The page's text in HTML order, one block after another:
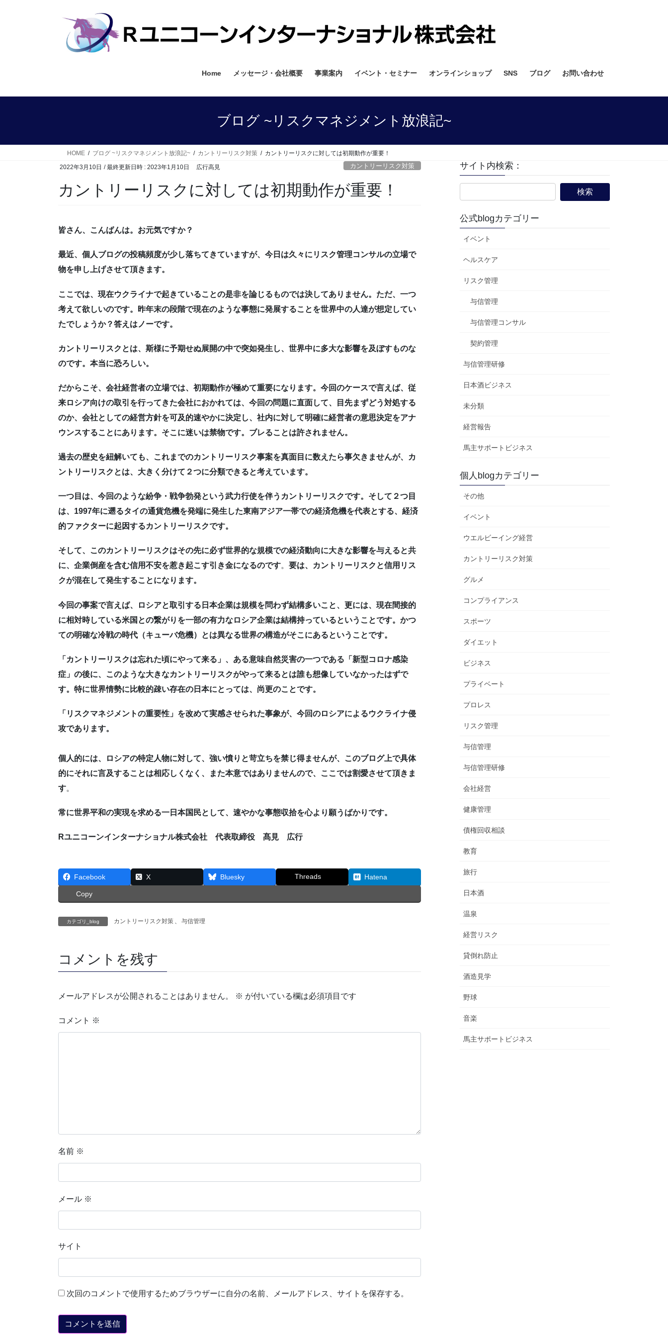
Home メッセージ・会社概要 事業案内 イベント・セミナー オンラインショップ SNS ブログ お問い合わせ
ブログ ~リスクマネジメント放浪記~
HOME ブログ ~リスクマネジメント放浪記~ カントリーリスク対策
カントリーリスクに対しては初期動作が重要！
2022年3月10日 / 最終更新日時 : 2023年1月10日 広行高見 カントリーリスク対策
カントリーリスクに対しては初期動作が重要！
皆さん、こんばんは。お元気ですか？
最近、個人ブログの投稿頻度が少し落ちてきていますが、今日は久々にリスク管理コンサルの立場で
物を申し上げさせて頂きます。
ここでは、現在ウクライナで起きていることの是非を論じるものでは決してありません。ただ、一つ
考えて欲しいのです。昨年末の段階で現在のような事態に発展することを世界中の人達が想定してい
たでしょうか？答えはノーです。
カントリーリスクとは、斯様に予期せぬ展開の中で突如発生し、世界中に多大な影響を及ぼすものな
のです。本当に恐ろしい。
だからこそ、会社経営者の立場では、初期動作が極めて重要になります。今回のケースで言えば、従
来ロシア向けの取引を行ってきた会社におかれては、今回の問題に直面して、目先まずどう対処する
のか、会社としての経営方針を可及的速やかに決定し、社内に対して明確に経営者の意思決定をアナ
ウンスすることにあります。そこに迷いは禁物です。ブレることは許されません。
過去の歴史を紐解いても、これまでのカントリーリスク事案を真面目に数えたら事欠きませんが、カ
ントリーリスクとは、大きく分けて２つに分類できると考えています。
一つ目は、今回のような紛争・戦争勃発という武力行使を伴うカントリーリスクです。そして２つ目
は、1997年に遡るタイの通貨危機を発端に発生した東南アジア一帯での経済危機を代表とする、経済
的ファクターに起因するカントリーリスクです。
そして、このカントリーリスクはその先に必ず世界的な規模での経済動向に大きな影響を与えると共
に、企業倒産を含む信用不安を惹き起こす引き金になるのです。 要は、カントリーリスクと信用リス
クが混在して発生することになります。
今回の事案で言えば、ロシアと取引する日本企業は規模を問わず結構多いこと、更には、現在間接的
に相対時している米国との繋がりを一部の有力なロシア企業は結構持っているということです。かつ
ての明確な冷戦の時代（キューバ危機）とは異なる世界の構造がそこにあるということです。
「カントリーリスクは忘れた頃にやって来る」、ある意味自然災害の一つである「新型コロナ感染
症」の後に、このような大きなカントリーリスクがやって来るとは誰も想像していなかったはずで
す。特に世界情勢に比較的疎い存在の日本にとっては、尚更のことです。
「リスクマネジメントの重要性」を改めて実感させられた事象が、今回のロシアによるウクライナ侵
攻であります。
個人的には、ロシアの特定人物に対して、強い憤りと苛立ちを禁じ得ませんが、このブログ上で具体
的にそれに言及することは相応しくなく、また本意ではありませんので、ここでは割愛させて頂きま
す。
常に世界平和の実現を求める一日本国民として、速やかな事態収拾を心より願うばかりです。
Rユニコーンインターナショナル株式会社 代表取締役 髙見 広行
Facebook X Bluesky Threads Hatena
Copy
カテゴリ_blog カントリーリスク対策 、 与信管理
コメントを残す
メールアドレスが公開されることはありません。 ※ が付いている欄は必須項目です
コメント ※
名前 ※
メール ※
サイト
次回のコメントで使用するためブラウザーに自分の名前、メールアドレス、サイトを保存する。
サイト内検索：
公式blogカテゴリー
イベント
ヘルスケア
リスク管理
与信管理
与信管理コンサル
契約管理
与信管理研修
日本酒ビジネス
未分類
経営報告
馬主サポートビジネス
個人blogカテゴリー
その他
イベント
ウエルビーイング経営
カントリーリスク対策
グルメ
コンプライアンス
スポーツ
ダイエット
ビジネス
プライベート
プロレス
リスク管理
与信管理
与信管理研修
会社経営
健康管理
債権回収相談
教育
旅行
日本酒
温泉
経営リスク
貸倒れ防止
酒造見学
野球
音楽
馬主サポートビジネス